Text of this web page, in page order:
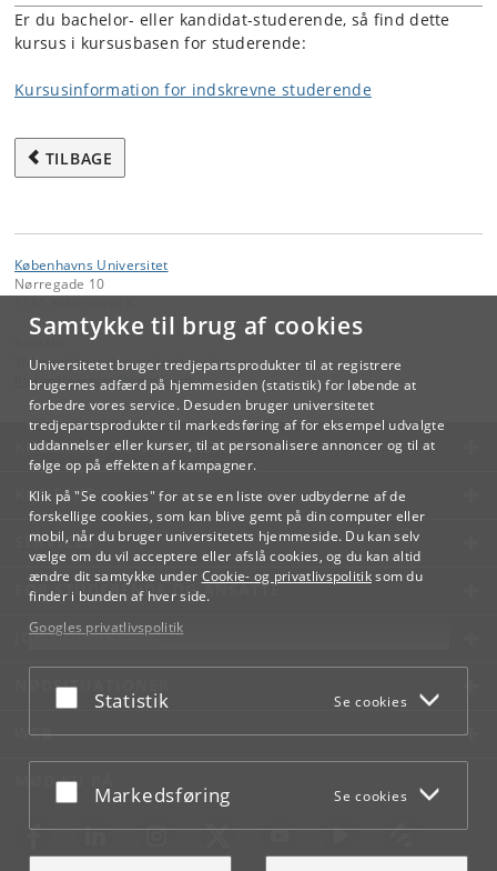
Samtykke til brug af cookies
Universitetet bruger tredjepartsprodukter til at registrere
brugernes adfærd på hjemmesiden (statistik) for løbende at
forbedre vores service. Desuden bruger universitetet
tredjepartsprodukter til markedsføring af for eksempel udvalgte
uddannelser eller kurser, til at personalisere annoncer og til at
følge op på effekten af kampagner.
Klik på "Se cookies" for at se en liste over udbyderne af de
forskellige cookies, som kan blive gemt på din computer eller
mobil, når du bruger universitetets hjemmeside. Du kan selv
vælge om du vil acceptere eller afslå cookies, og du kan altid
ændre dit samtykke under Cookie- og privatlivspolitiksom du
finder i bunden af hver side.
Googles privatlivspolitik
Acceptér eller afslå
Statistik Se cookies
Acceptér eller afslå
Markedsføring Se cookies
Er du bachelor- eller kandidat-studerende, så find dette
kursus i kursusbasen for studerende:
Kursusinformation for indskrevne studerende
TILBAGE
Københavns Universitet
Nørregade 10
Videreuddannelse og Livslang Læring
lifelonglearning@adm.ku.dk
KØBENHAVNS UNIVERSITET
KONTAKT
SERVICES
FOR STUDERENDE OG ANSATTE
JOB OG KARRIERE
NØDSITUATIONER
WEB
MØD KU PÅ